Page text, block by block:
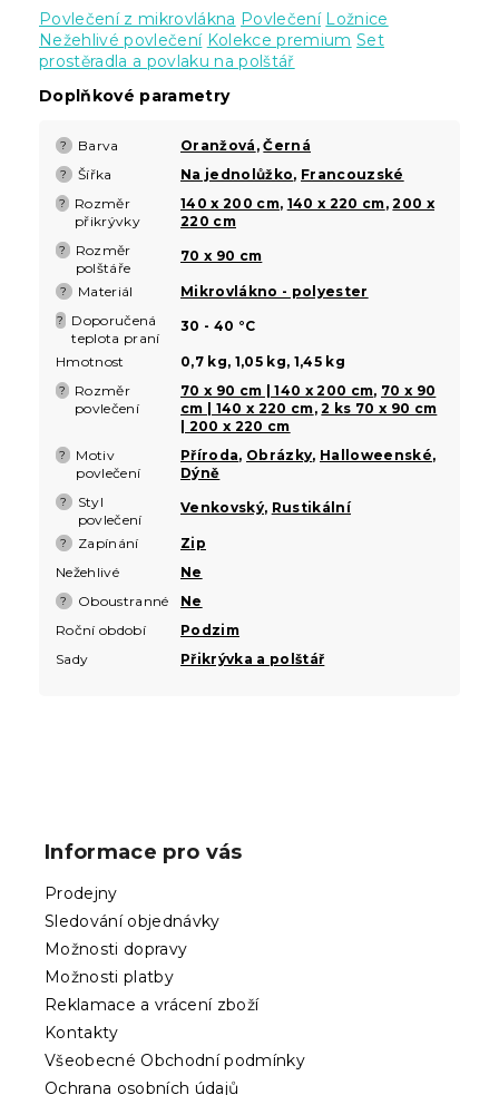
Povlečení z mikrovlákna Povlečení Ložnice
Nežehlivé povlečení Kolekce premium Set
prostěradla a povlaku na polštář
Doplňkové parametry
? Barva Oranžová ,Černá
? Šířka Na jednolůžko, Francouzské
?
Rozměr
přikrývky
140 x 200 cm, 140 x 220 cm,200 x
220 cm
?
Rozměr
polštáře
70 x 90 cm
? Materiál Mikrovlákno - polyester
?
Doporučená
teplota praní
30 - 40 °C
Hmotnost 0,7 kg, 1,05 kg, 1,45 kg
?
Rozměr
povlečení
70 x 90 cm | 140 x 200 cm, 70 x 90
cm | 140 x 220 cm,2 ks 70 x 90 cm
| 200 x 220 cm
?
Motiv
povlečení
Příroda, Obrázky, Halloweenské,
Dýně
?
Styl
povlečení
Venkovský, Rustikální
? Zapínání
Zip
Nežehlivé
Ne
? Oboustranné
Ne
Roční období
Podzim
Sady
Přikrývka a polštář
Informace pro vás
Prodejny
Sledování objednávky
Možnosti dopravy
Možnosti platby
Reklamace a vrácení zboží
Kontakty
Všeobecné Obchodní podmínky
Ochrana osobních údajů